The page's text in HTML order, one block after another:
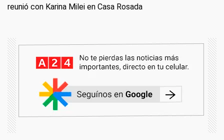
reunió con Karina Milei en Casa Rosada